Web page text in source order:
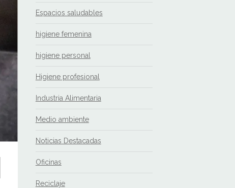
Espacios saludables
higiene femenina
higiene personal
Higiene profesional
Industria Alimentaria
Medio ambiente
Noticias Destacadas
Oficinas
Reciclaje